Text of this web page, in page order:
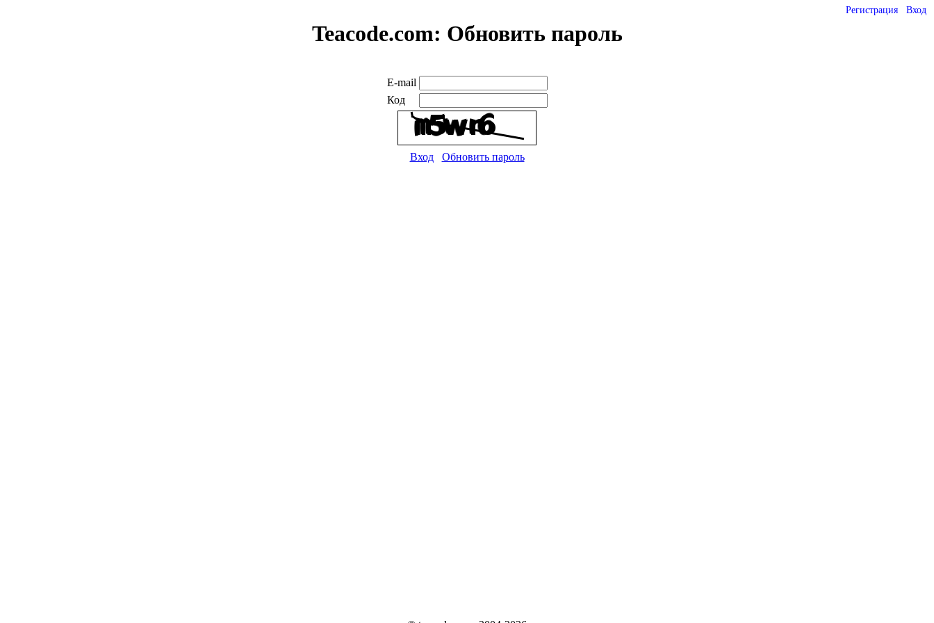
Регистрация Вход
Teacode.com: Обновить пароль
E-mail
Код
Вход Обновить пароль